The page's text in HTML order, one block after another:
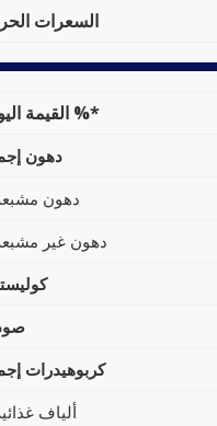
السعرات
القيمة اليومية %*
دهون
دهون
دهون غير
كربوهيدرات
ألياف